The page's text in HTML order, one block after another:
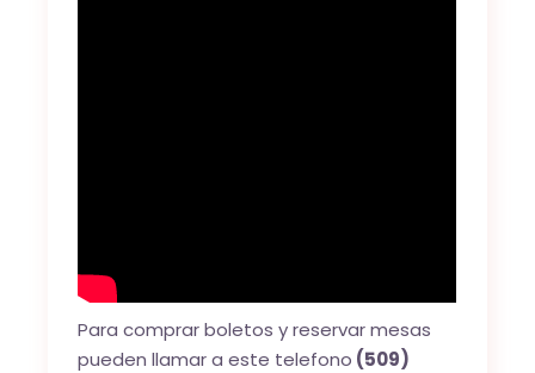
Para comprar boletos y reservar mesas
pueden llamar a este telefono (509)